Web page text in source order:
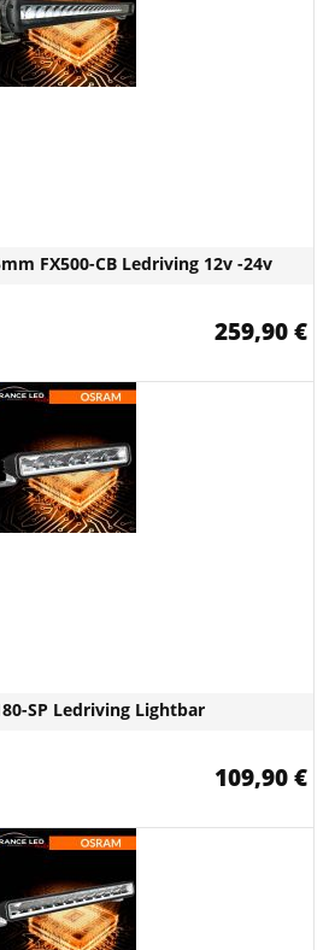
FX500-CB Ledriving 12v -24v
259,90 €
SP Ledriving Lightbar
109,90 €